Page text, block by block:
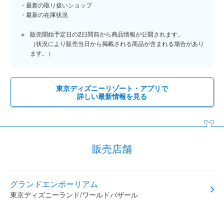
最新の取り扱いショップ
最新の在庫状況
販売開始予定日の2日間前から商品情報が公開されます。
（状況により販売当日から掲載される商品が含まれる場合があり
ます。）
東京ディズニーリゾート・アプリで
詳しい最新情報を見る
販売店舗
グランドエンポーリアム
東京ディズニーランド/ワールドバザール